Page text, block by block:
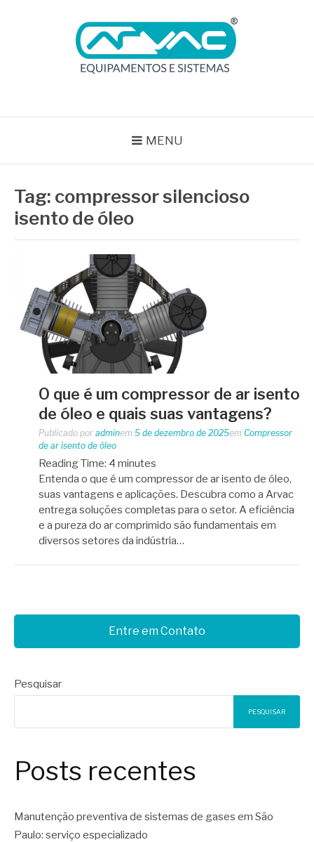
MENU
Tag: compressor silencioso
isento de óleo
O que é um compressor de ar isento
de óleo e quais suas vantagens?
Publicado por adminem 5 de dezembro de 2025em Compressor
de ar isento de óleo
Reading Time: 4 minutes
Entenda o que é um compressor de ar isento de óleo,
suas vantagens e aplicações. Descubra como a Arvac
entrega soluções completas para o setor. A eficiência
e a pureza do ar comprimido são fundamentais em
diversos setores da indústria…
Entre em Contato
Pesquisar
PESQUISAR
Posts recentes
Manutenção preventiva de sistemas de gases em São
Paulo: serviço especializado